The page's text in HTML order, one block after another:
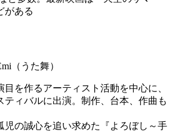
がある
（うた舞）
を作るアーティスト活動を中心に、
ティバルに出演。制作、台本、作曲も
児の誠心を追い求めた『よろぼし～手